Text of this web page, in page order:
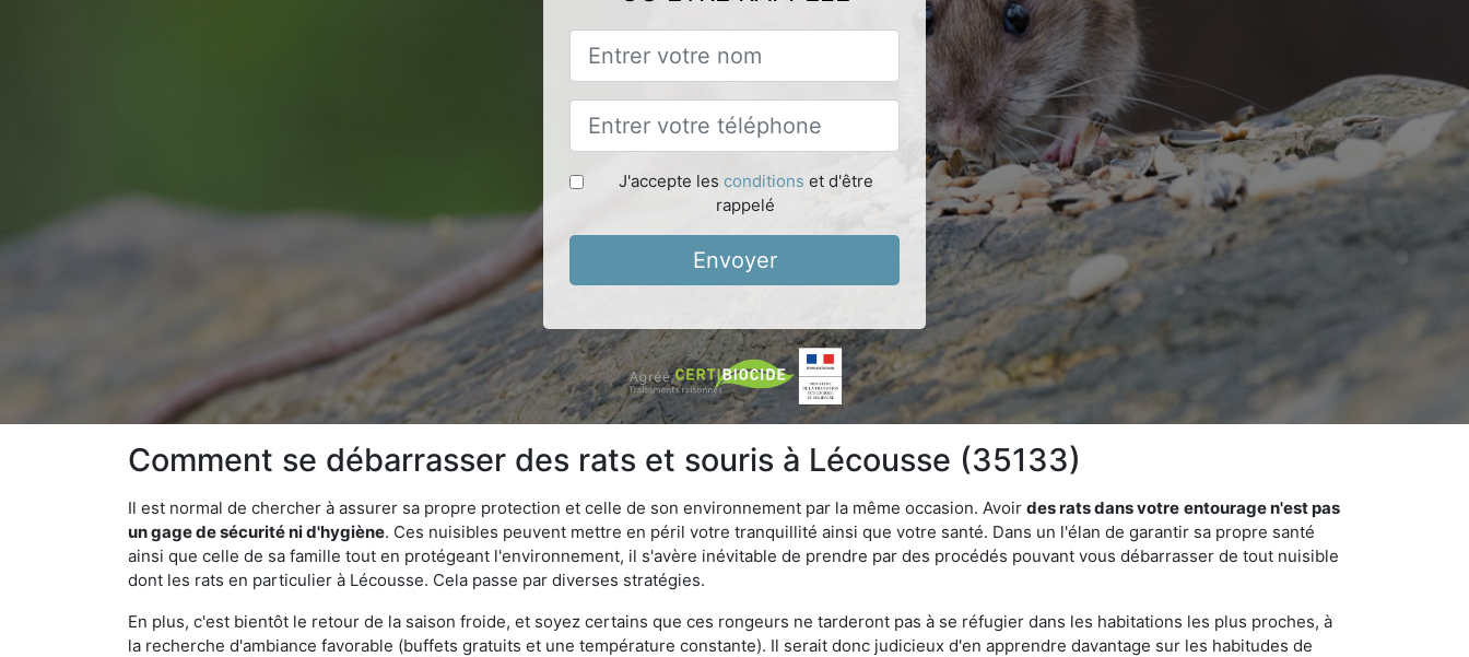
J'accepte les conditions et d'être
rappelé
Envoyer
Comment se débarrasser des rats et souris à Lécousse (35133)
Il est normal de chercher à assurer sa propre protection et celle de son environnement par la même occasion. Avoir des rats dans votre entourage n'est pas
un gage de sécurité ni d'hygiène. Ces nuisibles peuvent mettre en péril votre tranquillité ainsi que votre santé. Dans un l'élan de garantir sa propre santé
ainsi que celle de sa famille tout en protégeant l'environnement, il s'avère inévitable de prendre par des procédés pouvant vous débarrasser de tout nuisible
dont les rats en particulier à Lécousse. Cela passe par diverses stratégies.
En plus, c'est bientôt le retour de la saison froide, et soyez certains que ces rongeurs ne tarderont pas à se réfugier dans les habitations les plus proches, à
la recherche d'ambiance favorable (buffets gratuits et une température constante). Il serait donc judicieux d'en apprendre davantage sur les habitudes de